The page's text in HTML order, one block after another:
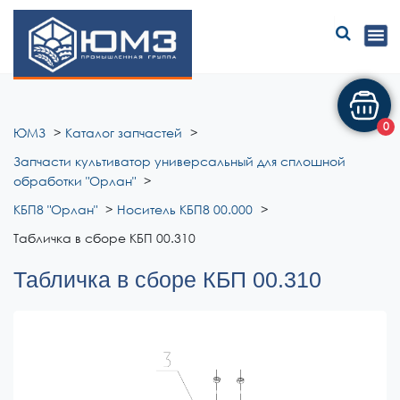
ЮМЗ
ЮМЗ
Каталог запчастей
Запчасти культиватор универсальный для сплошной
обработки "Орлан"
КБП8 "Орлан"
Носитель КБП8 00.000
Табличка в сборе КБП 00.310
Табличка в сборе КБП 00.310
0